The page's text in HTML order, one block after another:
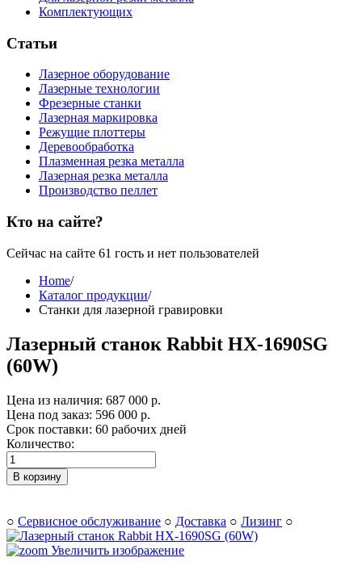
Комплектующих
Статьи
Лазерное оборудование
Лазерные технологии
Фрезерные станки
Лазерная маркировка
Режущие плоттеры
Деревообработка
Плазменная резка металла
Лазерная резка металла
Производство пеллет
Кто на сайте?
Сейчас на сайте 61 гость и нет пользователей
Home/
Каталог продукции/
Станки для лазерной гравировки
Лазерный станок Rabbit HX-1690SG
(60W)
Цена из наличия: 687 000 р.
Цена под заказ: 596 000 р.
Срок поставки: 60 рабочих дней
Количество:
В корзину
○ Сервисное обслуживание ○ Доставка ○ Лизинг ○
Увеличить изображение